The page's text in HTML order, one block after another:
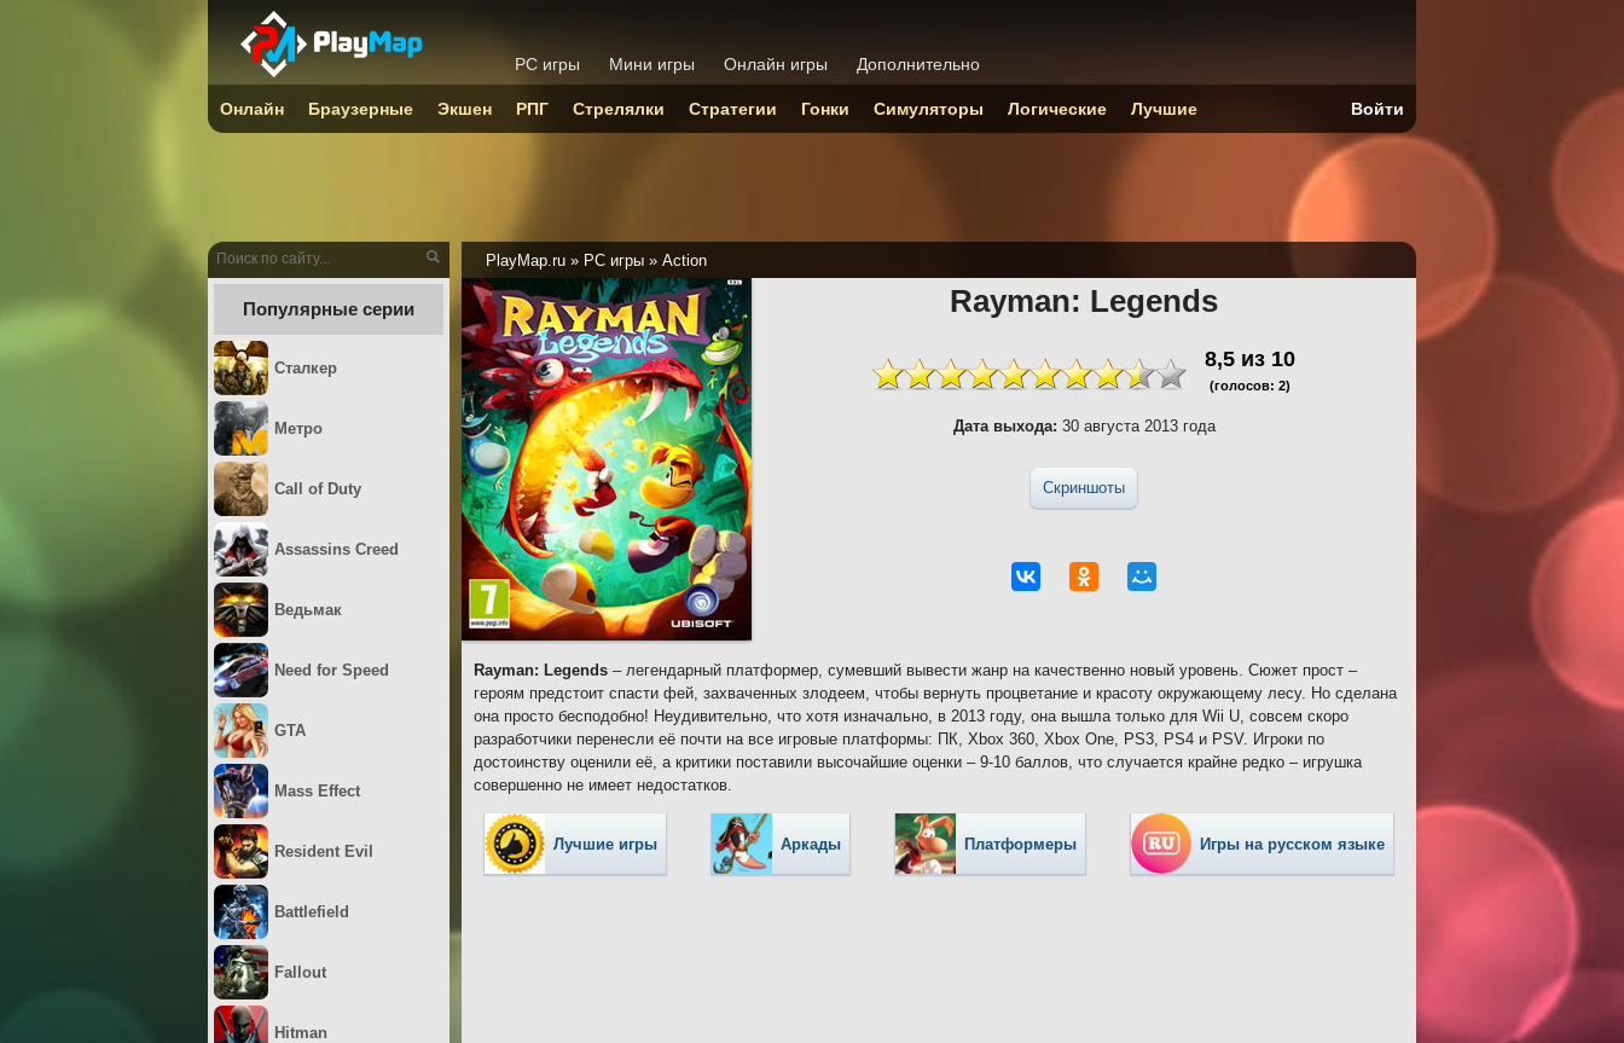
PlayMap.ru » PC игры » Action
Rayman: Legends
8,5 из 10
(голосов: 2)
Дата выхода: 30 августа 2013 года
Скриншоты
Rayman: Legends – легендарный платформер, сумевший вывести жанр на качественно новый уровень. Сюжет прост –
героям предстоит спасти фей, захваченных злодеем, чтобы вернуть процветание и красоту окружающему лесу. Но сделана
она просто бесподобно! Неудивительно, что хотя изначально, в 2013 году, она вышла только для Wii U, совсем скоро
разработчики перенесли её почти на все игровые платформы: ПК, Xbox 360, Xbox One, PS3, PS4 и PSV. Игроки по
достоинству оценили её, а критики поставили высочайшие оценки – 9-10 баллов, что случается крайне редко – игрушка
совершенно не имеет недостатков.
Лучшие игры Аркады Платформеры Игры на русском языке
Популярные серии
Сталкер
Метро
Call of Duty
Assassins Creed
Ведьмак
Need for Speed
GTA
Mass Effect
Resident Evil
Battlefield
Fallout
Hitman
PC игры Мини игры Онлайн игры Дополнительно
Онлайн Браузерные Экшен РПГ Стрелялки Стратегии Гонки Симуляторы Логические Лучшие Войти